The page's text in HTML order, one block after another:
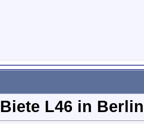
Biete L46 in